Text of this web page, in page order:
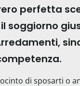
perfetta
soggiorno
di sposarti o